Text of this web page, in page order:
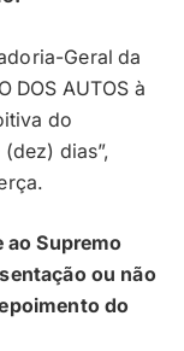
Geral da
DOS AUTOS à
do
dias”,
ao Supremo
ou não
do